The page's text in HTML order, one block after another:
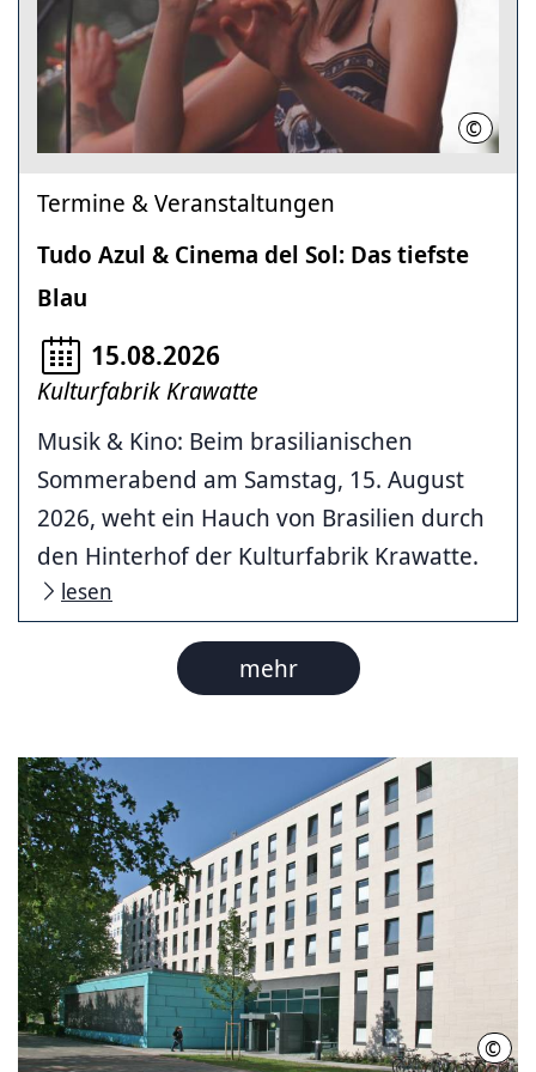
©
Termine & Veranstaltungen
Tudo Azul & Cinema del Sol: Das tiefste
Blau
15.08.2026
Kulturfabrik Krawatte
Musik & Kino: Beim brasilianischen
Sommerabend am Samstag, 15. August
2026, weht ein Hauch von Brasilien durch
den Hinterhof der Kulturfabrik Krawatte.
lesen
mehr
©